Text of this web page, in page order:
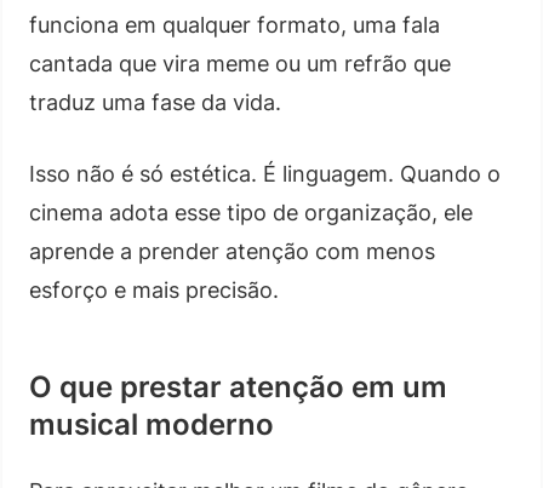
funciona em qualquer formato, uma fala
cantada que vira meme ou um refrão que
traduz uma fase da vida.
Isso não é só estética. É linguagem. Quando o
cinema adota esse tipo de organização, ele
aprende a prender atenção com menos
esforço e mais precisão.
O que prestar atenção em um
musical moderno